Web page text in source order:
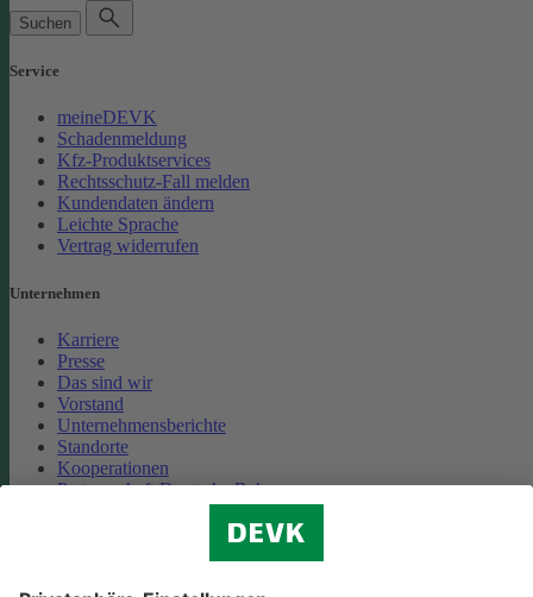
Suchen
Service
meineDEVK
Schadenmeldung
Kfz-Produktservices
Rechtsschutz-Fall melden
Kundendaten ändern
Leichte Sprache
Vertrag widerrufen
Unternehmen
Karriere
Presse
Das sind wir
Vorstand
Unternehmensberichte
Standorte
Kooperationen
Partnerschaft Deutsche Bahn